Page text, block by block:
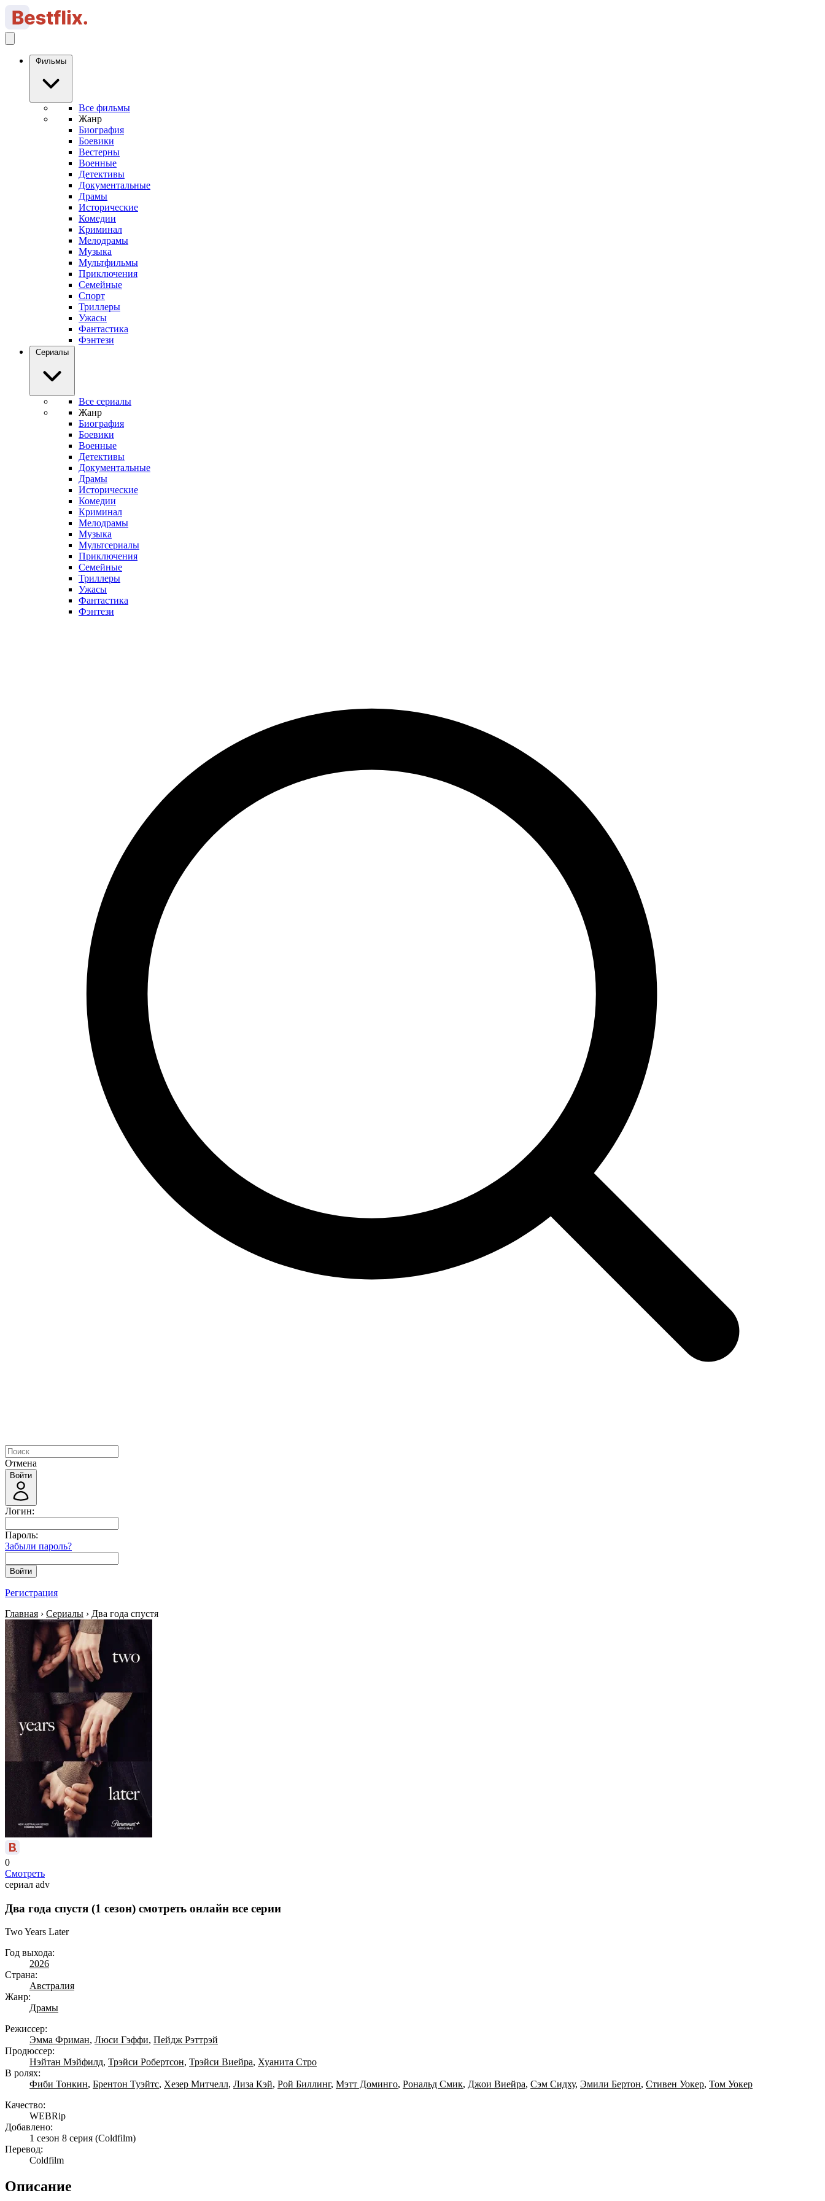
Фильмы
Все фильмы
Жанр
Биография
Боевики
Вестерны
Военные
Детективы
Документальные
Драмы
Исторические
Комедии
Криминал
Мелодрамы
Музыка
Мультфильмы
Приключения
Семейные
Спорт
Триллеры
Ужасы
Фантастика
Фэнтези
Сериалы
Все сериалы
Жанр
Биография
Боевики
Военные
Детективы
Документальные
Драмы
Исторические
Комедии
Криминал
Мелодрамы
Музыка
Мультсериалы
Приключения
Семейные
Триллеры
Ужасы
Фантастика
Фэнтези
Отмена
Войти
Логин:
Пароль:
Забыли пароль?
Войти
Регистрация
Главная › Сериалы › Два года спустя
0
Смотреть
сериал adv
Два года спустя (1 сезон) смотреть онлайн все серии
Two Years Later
Год выхода:
2026
Страна:
Австралия
Жанр:
Драмы
Режиссер:
Эмма Фриман, Люси Гэффи, Пейдж Рэттрэй
Продюссер:
Нэйтан Мэйфилд, Трэйси Робертсон, Трэйси Виейра, Хуанита Стро
В ролях:
Фиби Тонкин, Брентон Туэйтс, Хезер Митчелл, Лиза Кэй, Рой Биллинг, Мэтт Доминго, Рональд Смик, Джои Виейра, Сэм Сидху, Эмили Бертон, Стивен Уокер, Том Уокер
Качество:
WEBRip
Добавлено:
1 сезон 8 серия (Coldfilm)
Перевод:
Coldfilm
Описание